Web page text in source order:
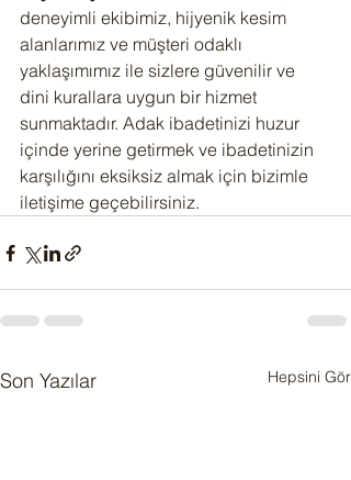
deneyimli ekibimiz, hijyenik kesim
alanlarımız ve müşteri odaklı
yaklaşımımız ile sizlere güvenilir ve
dini kurallara uygun bir hizmet
sunmaktadır. Adak ibadetinizi huzur
içinde yerine getirmek ve ibadetinizin
karşılığını eksiksiz almak için bizimle
iletişime geçebilirsiniz.
Son Yazılar Hepsini Gör